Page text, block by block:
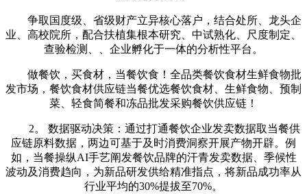
争取国度级、省级财产立异核心落户，结合处所、龙头企
业、高校院所，配合扶植集根本研究、中试熟化、尺度制定、
查验检测、、企业孵化于一体的分析性平台。
做餐饮，买食材，当餐饮食！全品类餐饮食材生鲜食物批
发市场，餐饮食材供应链当餐优选餐饮食材、生鲜食物、预制
菜、轻食简餐和冻品批发采购餐饮供应链！
2。 数据驱动决策：通过打通餐饮企业发卖数据取当餐供
应链原料数据，两边可基于及时消费洞察开展产物开辟。例
如，当餐操纵AI手艺阐发餐饮品牌的汗青发卖数据、季候性
波动及消费趋向，为新品研发供给精准指点，将新品成功率从
行业平均的30%提拔至70%。